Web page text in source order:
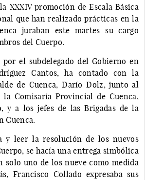
XXXIV promoción de Escala Básica
que han realizado prácticas en la
juraban este martes su cargo
del Cuerpo.
el subdelegado del Gobierno en
Cantos, ha contado con la
de Cuenca, Darío Dolz, junto al
la Comisaría Provincial de Cuenca,
y a los jefes de las Brigadas de la
Cuenca.
y leer la resolución de los nuevos
se hacía una entrega simbólica
solo uno de los nueve como medida
Francisco Collado expresaba sus